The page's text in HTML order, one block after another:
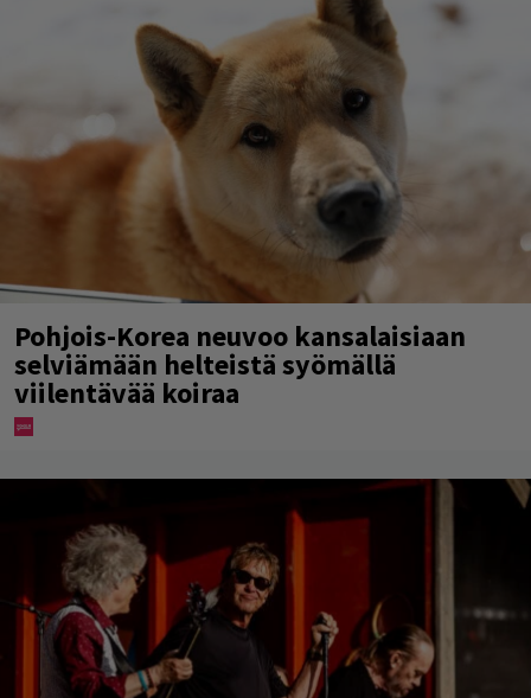
Pohjois-Korea neuvoo kansalaisiaan
selviämään helteistä syömällä
viilentävää koiraa